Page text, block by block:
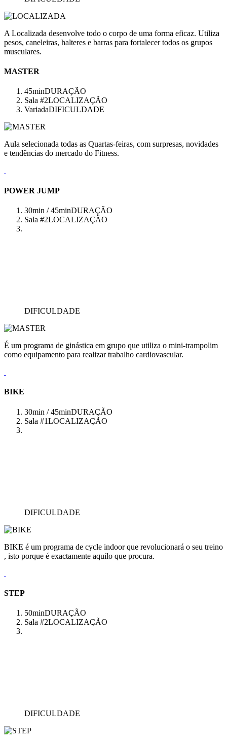
A Localizada desenvolve todo o corpo de uma forma eficaz. Utiliza
pesos, caneleiras, halteres e barras para fortalecer todos os grupos
musculares.
MASTER
45minDURAÇÃO
Sala #2LOCALIZAÇÃO
VariadaDIFICULDADE
Aula selecionada todas as Quartas-feiras, com surpresas, novidades
e tendências do mercado do Fitness.
POWER JUMP
30min / 45minDURAÇÃO
Sala #2LOCALIZAÇÃO
DIFICULDADE
É um programa de ginástica em grupo que utiliza o mini-trampolim
como equipamento para realizar trabalho cardiovascular.
BIKE
30min / 45minDURAÇÃO
Sala #1LOCALIZAÇÃO
DIFICULDADE
BIKE é um programa de cycle indoor que revolucionará o seu treino
, isto porque é exactamente aquilo que procura.
STEP
50minDURAÇÃO
Sala #2LOCALIZAÇÃO
DIFICULDADE